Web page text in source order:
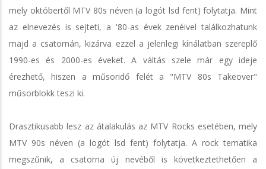
mely októbertől MTV 80s néven (a logót lsd fent) folytatja. Mint
az elnevezés is sejteti, a '80-as évek zenéivel találkozhatunk
majd a csatornán, kizárva ezzel a jelenlegi kínálatban szereplő
1990-es és 2000-es éveket. A váltás szele már egy ideje
érezhető, hiszen a műsoridő felét a "MTV 80s Takeover"
műsorblokk teszi ki.
Drasztikusabb lesz az átalakulás az MTV Rocks esetében, mely
MTV 90s néven (a logót lsd fent) folytatja. A rock tematika
megszűnik, a csatorna új nevéből is következtethetően a